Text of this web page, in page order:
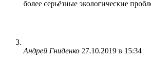
более серьёзные экологические
Андрей Гниденко 27.10.2019 в 15:34